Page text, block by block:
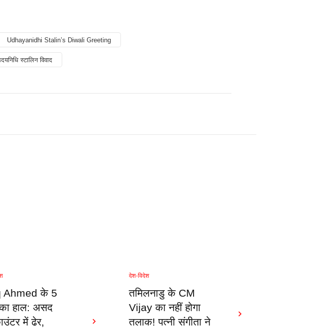
Udhayanidhi Stalin’s Diwali Greeting
स्टालिन विवाद
Ahmed के 5
हाल: असद
में ढेर,
देश-विदेश
तमिलनाडु के CM
Vijay का नहीं होगा
तलाक! पत्नी संगीता ने